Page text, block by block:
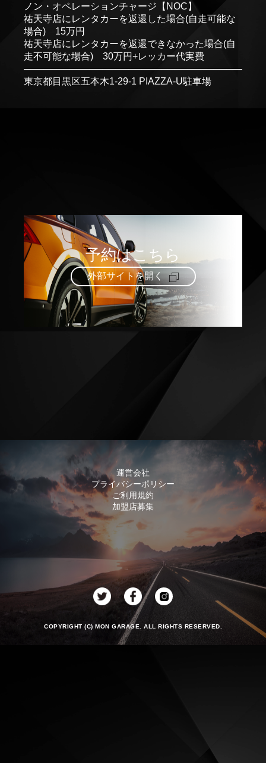
ノン・オペレーションチャージ【NOC】
祐天寺店にレンタカーを返還した場合(自走可能な
場合) 15万円
祐天寺店にレンタカーを返還できなかった場合(自
走不可能な場合) 30万円+レッカー代実費
東京都目黒区五本木1-29-1 PIAZZA-U駐車場
予約はこちら
外部サイトを開く
運営会社
プライバシーポリシー
ご利用規約
加盟店募集
COPYRIGHT (C) MON GARAGE. ALL RIGHTS RESERVED.